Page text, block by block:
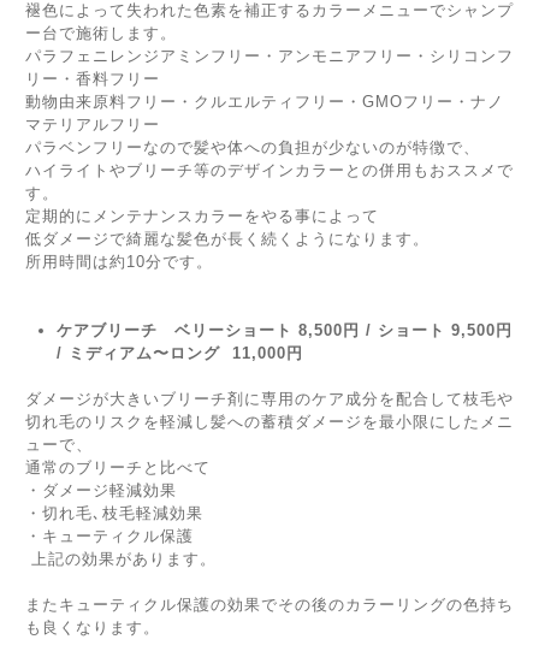
褪色によって失われた色素を補正するカラーメニューでシャンプ
ー台で施術します。
パラフェニレンジアミンフリー・アンモニアフリー・シリコンフ
リー・香料フリー
動物由来原料フリー・クルエルティフリー・GMOフリー・ナノ
マテリアルフリー
パラベンフリーなので髪や体への負担が少ないのが特徴で、
ハイライトやブリーチ等のデザインカラーとの併用もおススメで
す。
定期的にメンテナンスカラーをやる事によって
低ダメージで綺麗な髪色が長く続くようになります。
所用時間は約10分です。
ケアブリーチ ベリーショート 8,500円 / ショート 9,500円
/ ミディアム〜ロング 11,000円
ダメージが大きいブリーチ剤に専用のケア成分を配合して枝毛や
切れ毛のリスクを軽減し髪への蓄積ダメージを最小限にしたメニ
ューで、
通常のブリーチと比べて
・ダメージ軽減効果
・切れ毛､枝毛軽減効果
・キューティクル保護
上記の効果があります。
またキューティクル保護の効果でその後のカラーリングの色持ち
も良くなります。